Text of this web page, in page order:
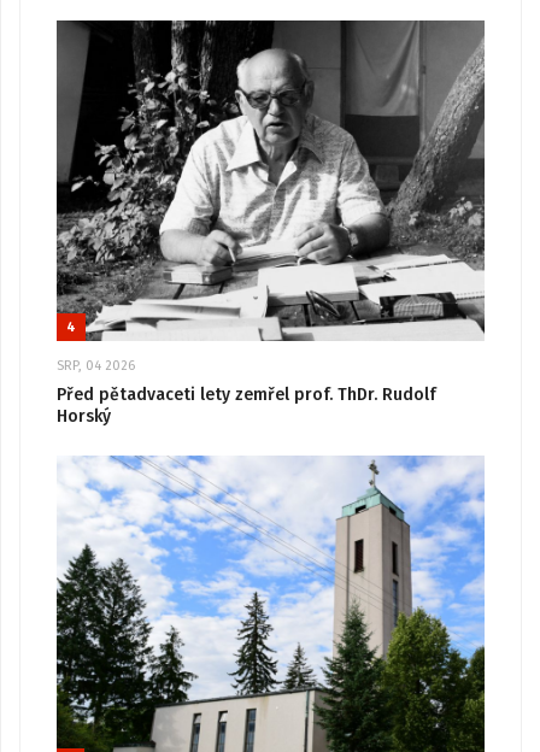
4
SRP, 04 2026
Před pětadvaceti lety zemřel prof. ThDr. Rudolf
Horský